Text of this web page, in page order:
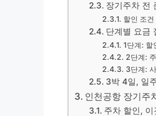
장기주차 전
할인 조
단계별 요금
1단계: 할
2단계:
3단계:
3박 4일, 일
인천공항 장기주
주차 할인, 이